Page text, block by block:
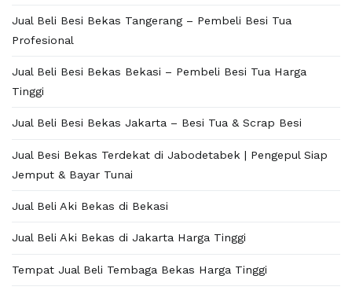
Jual Beli Besi Bekas Tangerang – Pembeli Besi Tua
Profesional
Jual Beli Besi Bekas Bekasi – Pembeli Besi Tua Harga
Tinggi
Jual Beli Besi Bekas Jakarta – Besi Tua & Scrap Besi
Jual Besi Bekas Terdekat di Jabodetabek | Pengepul Siap
Jemput & Bayar Tunai
Jual Beli Aki Bekas di Bekasi
Jual Beli Aki Bekas di Jakarta Harga Tinggi
Tempat Jual Beli Tembaga Bekas Harga Tinggi